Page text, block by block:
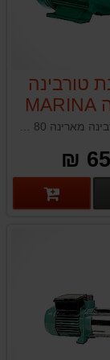
טורבינה
מארינה MARINA
KPM
נוספים